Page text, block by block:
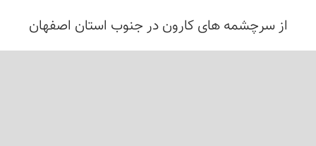
از سرچشمه های کارون در جنوب استان اصفهان